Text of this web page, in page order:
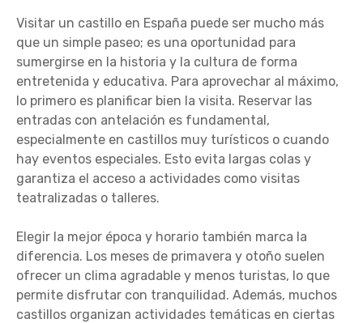
Visitar un castillo en España puede ser mucho más
que un simple paseo; es una oportunidad para
sumergirse en la historia y la cultura de forma
entretenida y educativa. Para aprovechar al máximo,
lo primero es planificar bien la visita. Reservar las
entradas con antelación es fundamental,
especialmente en castillos muy turísticos o cuando
hay eventos especiales. Esto evita largas colas y
garantiza el acceso a actividades como visitas
teatralizadas o talleres.
Elegir la mejor época y horario también marca la
diferencia. Los meses de primavera y otoño suelen
ofrecer un clima agradable y menos turistas, lo que
permite disfrutar con tranquilidad. Además, muchos
castillos organizan actividades temáticas en ciertas